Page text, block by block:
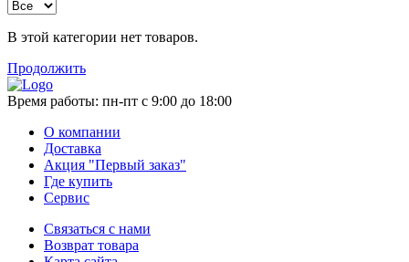
В этой категории нет товаров.
Продолжить
Время работы: пн-пт с 9:00 до 18:00
О компании
Доставка
Акция "Первый заказ"
Где купить
Сервис
Связаться с нами
Возврат товара